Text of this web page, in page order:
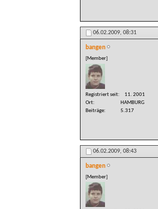
06.02.2009, 08:31
bangen
[Member]
Registriert seit
11. 2001
Ort
HAMBURG
Beiträge
5.317
06.02.2009, 08:43
bangen
[Member]